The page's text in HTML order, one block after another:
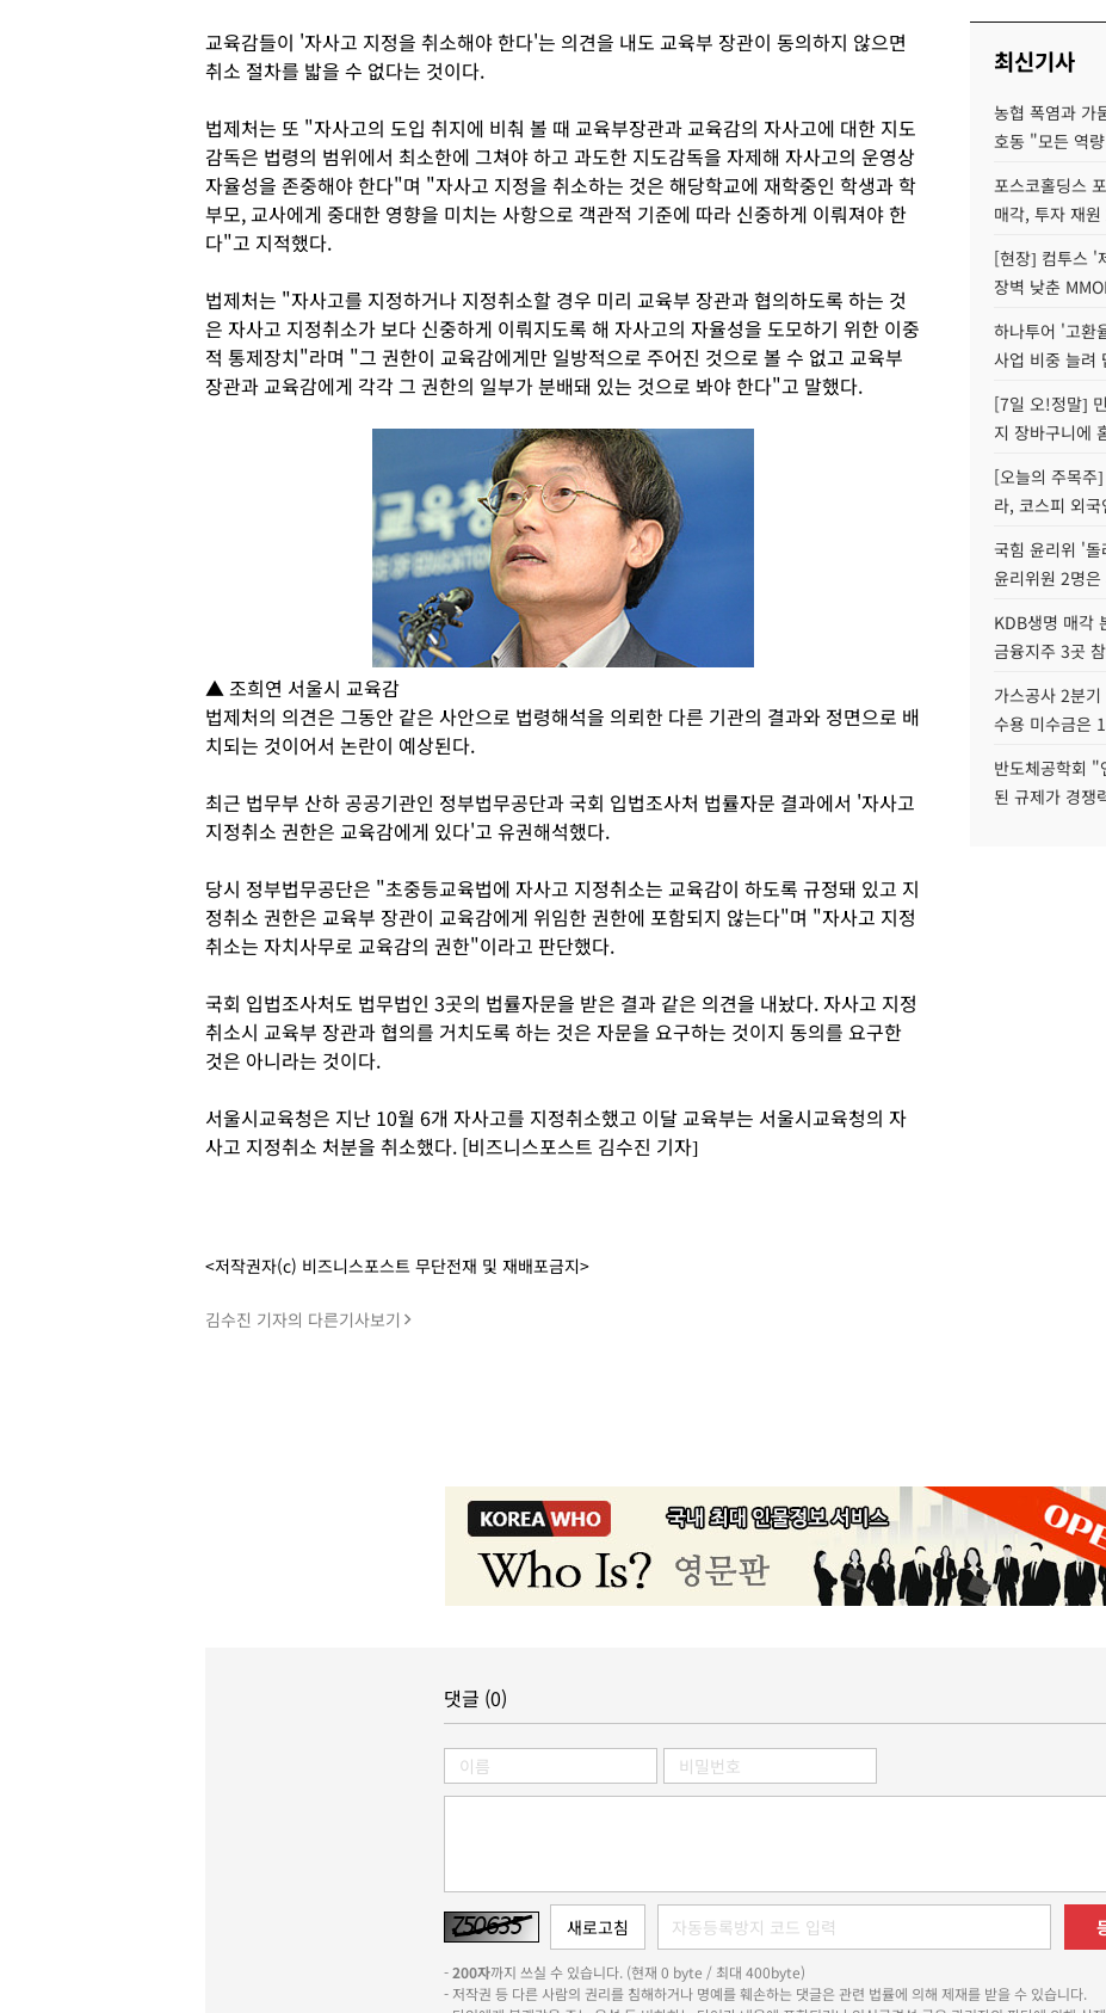
교육감들이 '자사고 지정을 취소해야 한다'는 의견을 내도 교육부 장관이 동의하지 않으면
취소 절차를 밟을 수 없다는 것이다.
법제처는 또 "자사고의 도입 취지에 비춰 볼 때 교육부장관과 교육감의 자사고에 대한 지도
감독은 법령의 범위에서 최소한에 그쳐야 하고 과도한 지도감독을 자제해 자사고의 운영상
자율성을 존중해야 한다"며 "자사고 지정을 취소하는 것은 해당학교에 재학중인 학생과 학
부모, 교사에게 중대한 영향을 미치는 사항으로 객관적 기준에 따라 신중하게 이뤄져야 한
다"고 지적했다.
법제처는 "자사고를 지정하거나 지정취소할 경우 미리 교육부 장관과 협의하도록 하는 것
은 자사고 지정취소가 보다 신중하게 이뤄지도록 해 자사고의 자율성을 도모하기 위한 이중
적 통제장치"라며 "그 권한이 교육감에게만 일방적으로 주어진 것으로 볼 수 없고 교육부
장관과 교육감에게 각각 그 권한의 일부가 분배돼 있는 것으로 봐야 한다"고 말했다.
▲ 조희연 서울시 교육감
법제처의 의견은 그동안 같은 사안으로 법령해석을 의뢰한 다른 기관의 결과와 정면으로 배
치되는 것이어서 논란이 예상된다.
최근 법무부 산하 공공기관인 정부법무공단과 국회 입법조사처 법률자문 결과에서 '자사고
지정취소 권한은 교육감에게 있다'고 유권해석했다.
당시 정부법무공단은 "초중등교육법에 자사고 지정취소는 교육감이 하도록 규정돼 있고 지
정취소 권한은 교육부 장관이 교육감에게 위임한 권한에 포함되지 않는다"며 "자사고 지정
취소는 자치사무로 교육감의 권한"이라고 판단했다.
국회 입법조사처도 법무법인 3곳의 법률자문을 받은 결과 같은 의견을 내놨다. 자사고 지정
취소시 교육부 장관과 협의를 거치도록 하는 것은 자문을 요구하는 것이지 동의를 요구한
것은 아니라는 것이다.
서울시교육청은 지난 10월 6개 자사고를 지정취소했고 이달 교육부는 서울시교육청의 자
사고 지정취소 처분을 취소했다. [비즈니스포스트 김수진 기자]
<저작권자(c) 비즈니스포스트 무단전재 및 재배포금지>
김수진 기자의 다른기사보기
최신기사
농협 폭염과 가
호동 "모든 역
포스코홀딩스
매각, 투자 재
[현장] 컴투스 '
장벽 낮춘
하나투어 '고환
사업 비중 늘려
[7일 오!정말]
지 장바구니에
[오늘의 주목
라, 코스피 외
국힘 윤리위 '돌
윤리위원 2명은
KDB생명 매각
금융지주 3곳
가스공사 2분
수용 미수금은
반도체공학회 "
된 규제가 경쟁
댓글 (0)
-200자까지 쓰실 수 있습니다. (현재 0 byte / 최대 400byte)
- 저작권 등 다른 사람의 권리를 침해하거나 명예를 훼손하는 댓글은 관련 법률에 의해 제재를 받을 수 있습니다.